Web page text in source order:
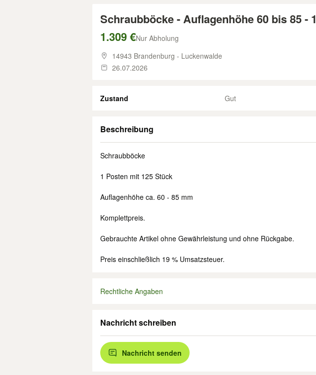
Schraubböcke - Auflagenhöhe 60 bis 85 -
1.309 €Nur Abholung
14943 Brandenburg - Luckenwalde
26.07.2026
Zustand Gut
Beschreibung
Schraubböcke
1 Posten mit 125 Stück
Auflagenhöhe ca. 60 - 85 mm
Komplettpreis.
Gebrauchte Artikel ohne Gewährleistung und ohne Rückgabe.
Preis einschließlich 19 % Umsatzsteuer.
Rechtliche Angaben
Nachricht schreiben
Nachricht senden